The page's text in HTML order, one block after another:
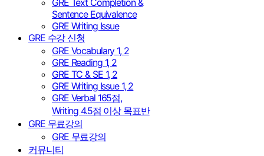
GRE Text Completion &
Sentence Equivalence
GRE Writing Issue
GRE 수강 신청
GRE Vocabulary 1, 2
GRE Reading 1, 2
GRE TC & SE 1, 2
GRE Writing Issue 1, 2
GRE Verbal 165점,
Writing 4.5점 이상 목표반
GRE 무료강의
GRE 무료강의
커뮤니티